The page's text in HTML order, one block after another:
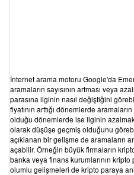
İnternet arama motoru Google'da
aramaların sayısının artması veya
parasına ilginin nasıl değiştiğini
fiyatının arttığı dönemlerde
olduğu dönemlerde ise ilginin
olarak düşüşe geçmiş olduğunu
açıklanan bir gelişme de aramaların
açabilir. Örneğin büyük firmaların
banka veya finans kurumlarının
olumlu gelişmeleri de kripto paraya